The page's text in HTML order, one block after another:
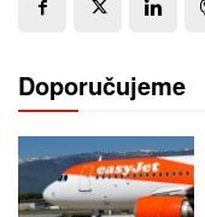
Doporučujeme